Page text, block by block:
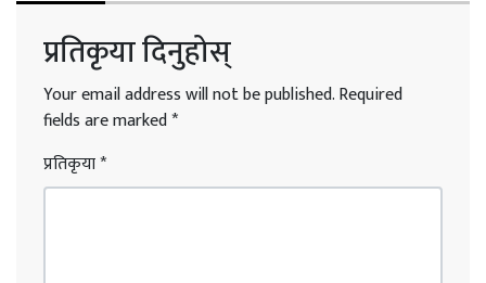
प्रतिकृया दिनुहोस्
Your email address will not be published.Required
fields are marked*
प्रतिकृया*